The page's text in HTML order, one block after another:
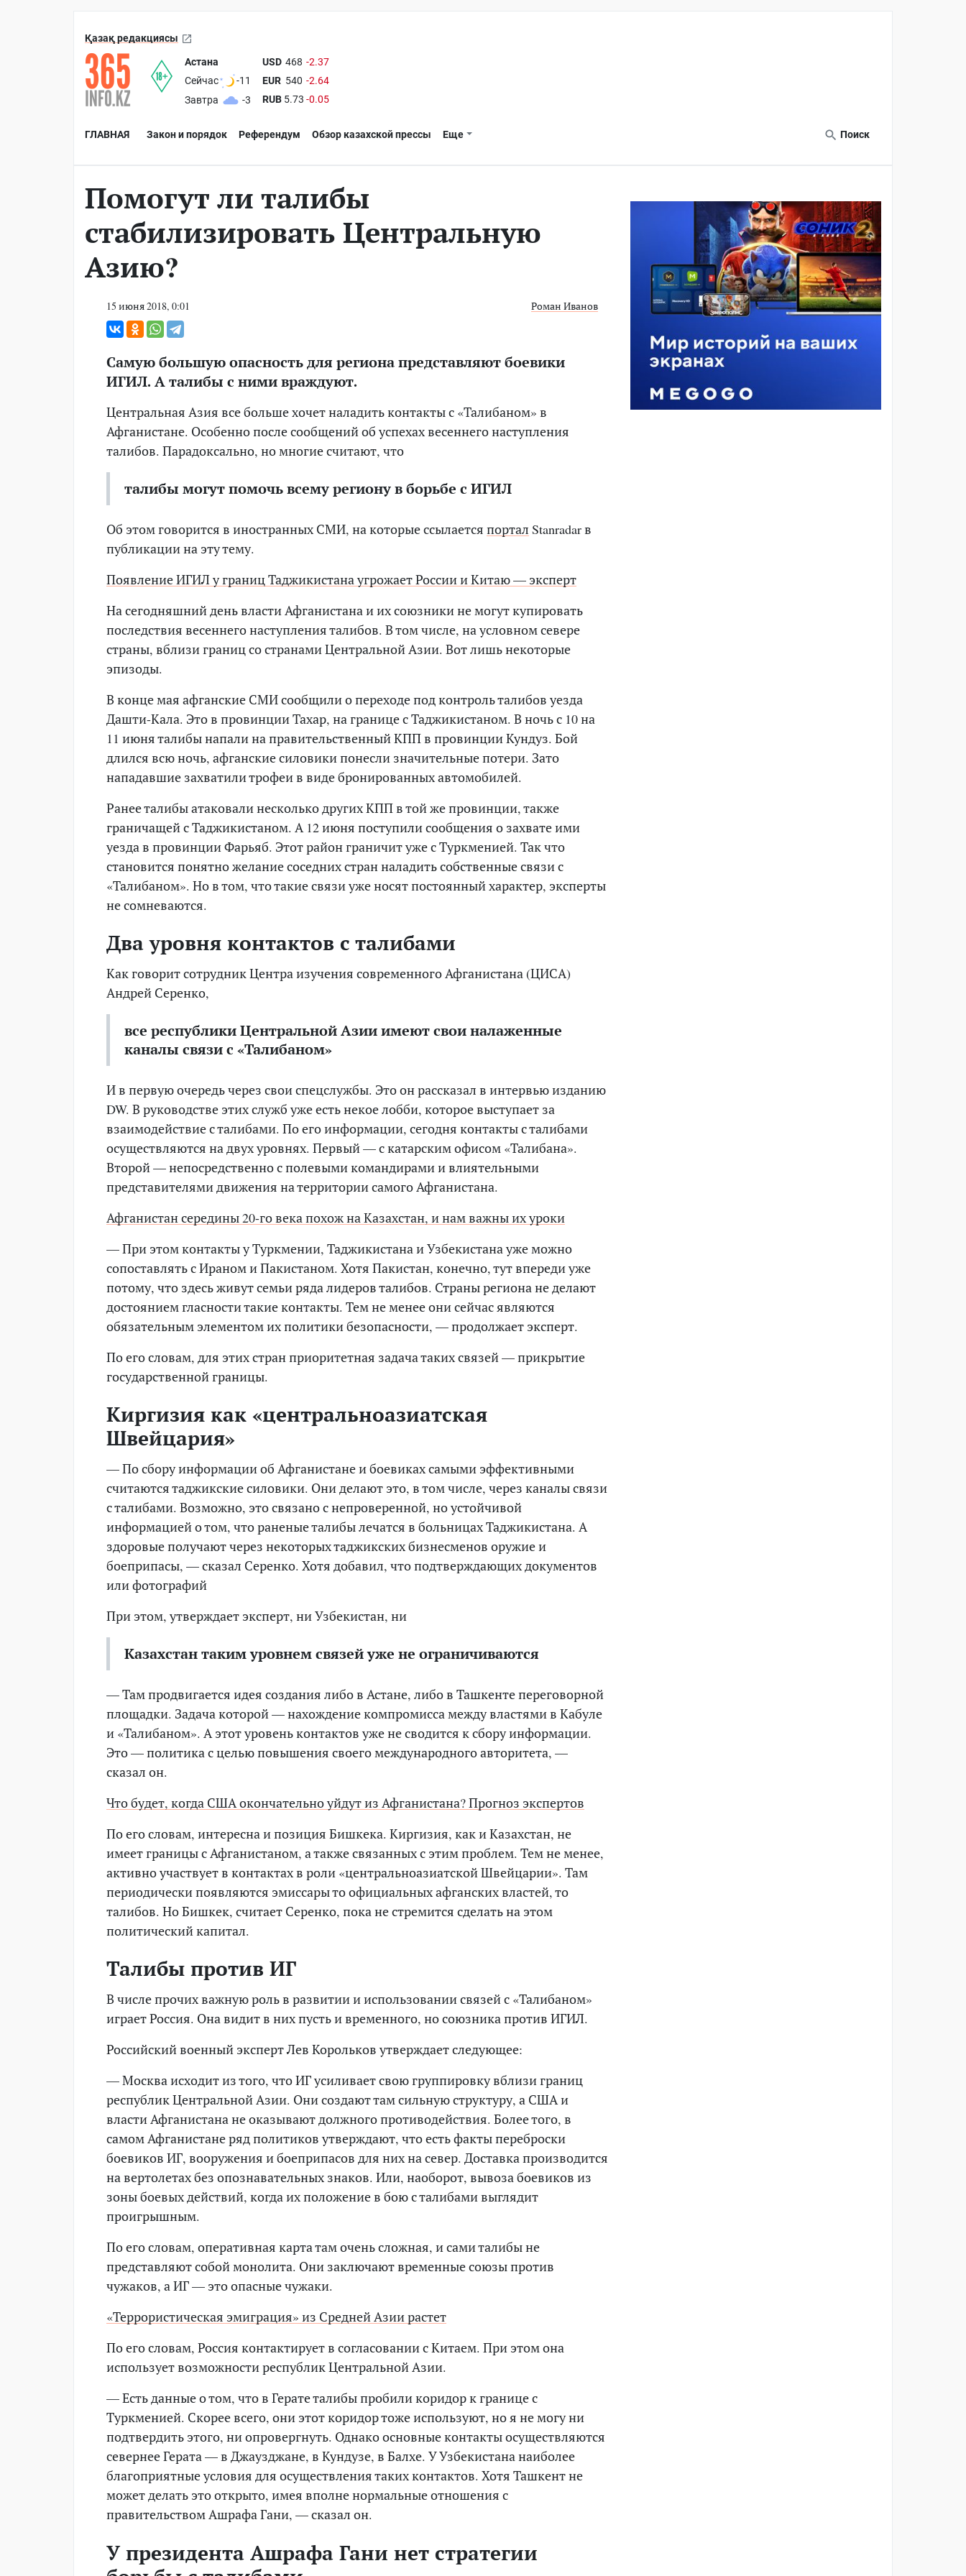
Қазақ редакциясы
Астана
Сейчас
-11
Завтра
-3
USD 468 -2.37
EUR 540 -2.64
RUB 5.73 -0.05
ГЛАВНАЯ Закон и порядок Референдум Обзор казахской прессы Еще Поиск
Помогут ли талибы
стабилизировать Центральную
Азию?
15 июня 2018, 0:01 Роман Иванов
Самую большую опасность для региона представляют боевики
ИГИЛ. А талибы с ними враждуют.
Центральная Азия все больше хочет наладить контакты с «Талибаном» в
Афганистане. Особенно после сообщений об успехах весеннего наступления
талибов. Парадоксально, но многие считают, что
талибы могут помочь всему региону в борьбе с ИГИЛ
Об этом говорится в иностранных СМИ, на которые ссылается портал Stanradar в
публикации на эту тему.
Появление ИГИЛ у границ Таджикистана угрожает России и Китаю — эксперт
На сегодняшний день власти Афганистана и их союзники не могут купировать
последствия весеннего наступления талибов. В том числе, на условном севере
страны, вблизи границ со странами Центральной Азии. Вот лишь некоторые
эпизоды.
В конце мая афганские СМИ сообщили о переходе под контроль талибов уезда
Дашти-Кала. Это в провинции Тахар, на границе с Таджикистаном. В ночь с 10 на
11 июня талибы напали на правительственный КПП в провинции Кундуз. Бой
длился всю ночь, афганские силовики понесли значительные потери. Зато
нападавшие захватили трофеи в виде бронированных автомобилей.
Ранее талибы атаковали несколько других КПП в той же провинции, также
граничащей с Таджикистаном. А 12 июня поступили сообщения о захвате ими
уезда в провинции Фарьяб. Этот район граничит уже с Туркменией. Так что
становится понятно желание соседних стран наладить собственные связи с
«Талибаном». Но в том, что такие связи уже носят постоянный характер, эксперты
не сомневаются.
Два уровня контактов с талибами
Как говорит сотрудник Центра изучения современного Афганистана (ЦИСА)
Андрей Серенко,
все республики Центральной Азии имеют свои налаженные
каналы связи с «Талибаном»
И в первую очередь через свои спецслужбы. Это он рассказал в интервью изданию
DW. В руководстве этих служб уже есть некое лобби, которое выступает за
взаимодействие с талибами. По его информации, сегодня контакты с талибами
осуществляются на двух уровнях. Первый — с катарским офисом «Талибана».
Второй — непосредственно с полевыми командирами и влиятельными
представителями движения на территории самого Афганистана.
Афганистан середины 20-го века похож на Казахстан, и нам важны их уроки
— При этом контакты у Туркмении, Таджикистана и Узбекистана уже можно
сопоставлять с Ираном и Пакистаном. Хотя Пакистан, конечно, тут впереди уже
потому, что здесь живут семьи ряда лидеров талибов. Страны региона не делают
достоянием гласности такие контакты. Тем не менее они сейчас являются
обязательным элементом их политики безопасности, — продолжает эксперт.
По его словам, для этих стран приоритетная задача таких связей — прикрытие
государственной границы.
Киргизия как «центральноазиатская
Швейцария»
— По сбору информации об Афганистане и боевиках самыми эффективными
считаются таджикские силовики. Они делают это, в том числе, через каналы связи
с талибами. Возможно, это связано с непроверенной, но устойчивой
информацией о том, что раненые талибы лечатся в больницах Таджикистана. А
здоровые получают через некоторых таджикских бизнесменов оружие и
боеприпасы, — сказал Серенко. Хотя добавил, что подтверждающих документов
или фотографий
При этом, утверждает эксперт, ни Узбекистан, ни
Казахстан таким уровнем связей уже не ограничиваются
— Там продвигается идея создания либо в Астане, либо в Ташкенте переговорной
площадки. Задача которой — нахождение компромисса между властями в Кабуле
и «Талибаном». А этот уровень контактов уже не сводится к сбору информации.
Это — политика с целью повышения своего международного авторитета, —
сказал он.
Что будет, когда США окончательно уйдут из Афганистана? Прогноз экспертов
По его словам, интересна и позиция Бишкека. Киргизия, как и Казахстан, не
имеет границы с Афганистаном, а также связанных с этим проблем. Тем не менее,
активно участвует в контактах в роли «центральноазиатской Швейцарии». Там
периодически появляются эмиссары то официальных афганских властей, то
талибов. Но Бишкек, считает Серенко, пока не стремится сделать на этом
политический капитал.
Талибы против ИГ
В числе прочих важную роль в развитии и использовании связей с «Талибаном»
играет Россия. Она видит в них пусть и временного, но союзника против ИГИЛ.
Российский военный эксперт Лев Корольков утверждает следующее:
— Москва исходит из того, что ИГ усиливает свою группировку вблизи границ
республик Центральной Азии. Они создают там сильную структуру, а США и
власти Афганистана не оказывают должного противодействия. Более того, в
самом Афганистане ряд политиков утверждают, что есть факты переброски
боевиков ИГ, вооружения и боеприпасов для них на север. Доставка производится
на вертолетах без опознавательных знаков. Или, наоборот, вывоза боевиков из
зоны боевых действий, когда их положение в бою с талибами выглядит
проигрышным.
По его словам, оперативная карта там очень сложная, и сами талибы не
представляют собой монолита. Они заключают временные союзы против
чужаков, а ИГ — это опасные чужаки.
«Террористическая эмиграция» из Средней Азии растет
По его словам, Россия контактирует в согласовании с Китаем. При этом она
использует возможности республик Центральной Азии.
— Есть данные о том, что в Герате талибы пробили коридор к границе с
Туркменией. Скорее всего, они этот коридор тоже используют, но я не могу ни
подтвердить этого, ни опровергнуть. Однако основные контакты осуществляются
севернее Герата — в Джаузджане, в Кундузе, в Балхе. У Узбекистана наиболее
благоприятные условия для осуществления таких контактов. Хотя Ташкент не
может делать это открыто, имея вполне нормальные отношения с
правительством Ашрафа Гани, — сказал он.
У президента Ашрафа Гани нет стратегии